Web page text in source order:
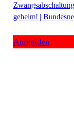
geheim! |
Anmelden